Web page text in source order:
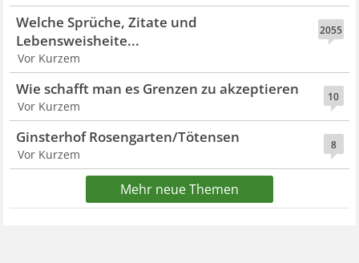
2055
Welche Sprüche, Zitate und
Lebensweisheite...
Vor Kurzem
10
Wie schafft man es Grenzen zu akzeptieren
Vor Kurzem
8
Ginsterhof Rosengarten/Tötensen
Vor Kurzem
Mehr neue Themen